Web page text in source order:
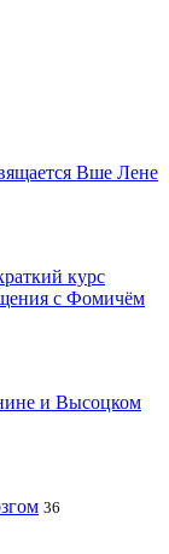
Вше Лене
курс
с Фомичём
и Высоцком
36